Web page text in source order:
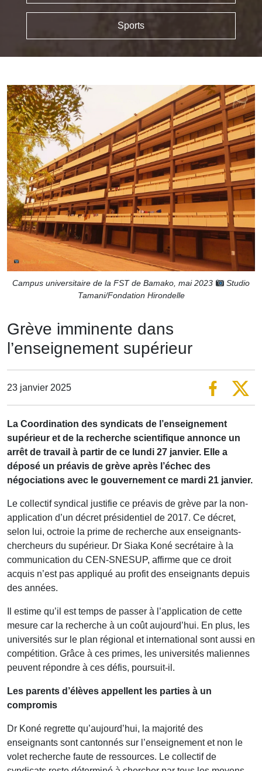
Sports
Campus universitaire de la FST de Bamako, mai 2023
Studio
Tamani/Fondation Hirondelle
Grève imminente dans
l’enseignement supérieur
23 janvier 2025
La Coordination des syndicats de l’enseignement
supérieur et de la recherche scientifique annonce un
arrêt de travail à partir de ce lundi 27 janvier. Elle a
déposé un préavis de grève après l’échec des
négociations avec le gouvernement ce mardi 21 janvier.
Le collectif syndical justifie ce préavis de grève par la non-
application d’un décret présidentiel de 2017. Ce décret,
selon lui, octroie la prime de recherche aux enseignants-
chercheurs du supérieur. Dr Siaka Koné secrétaire à la
communication du CEN-SNESUP, affirme que ce droit
acquis n’est pas appliqué au profit des enseignants depuis
des années.
Il estime qu’il est temps de passer à l’application de cette
mesure car la recherche à un coût aujourd’hui. En plus, les
universités sur le plan régional et international sont aussi en
compétition. Grâce à ces primes, les universités maliennes
peuvent répondre à ces défis, poursuit-il.
Les parents d’élèves appellent les parties à un
compromis
Dr Koné regrette qu’aujourd’hui, la majorité des
enseignants sont cantonnés sur l’enseignement et non le
volet recherche faute de ressources. Le collectif de